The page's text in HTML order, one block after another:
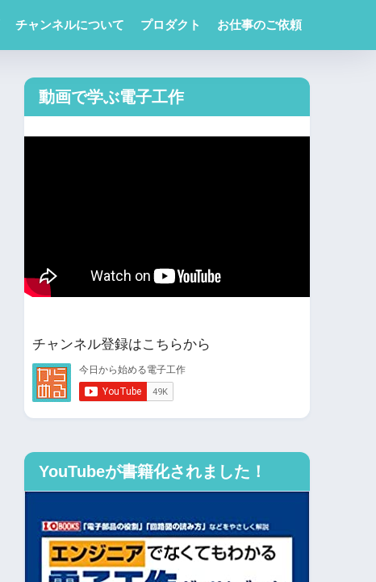
チャンネルについて プロダクト お仕事のご依頼
動画で学ぶ電子工作
チャンネル登録はこちらから
YouTubeが書籍化されました！